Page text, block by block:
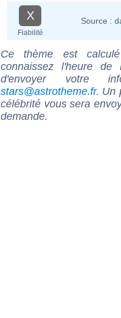
X
Fiabilité
Source :
Ce thème est
connaissez l'heure de
d'envoyer votre
stars@astrotheme.fr. Un
célébrité vous sera
demande.